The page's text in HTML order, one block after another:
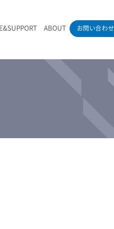
RAMANdrive | ウェハーステージ
LIBcell | 不活性雰囲気ラマン測
ABOUT お問い合わせ